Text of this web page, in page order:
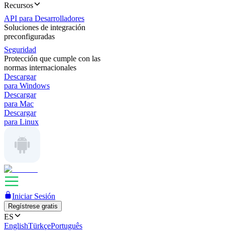
Recursos
API para Desarrolladores
Soluciones de integración
preconfiguradas
Seguridad
Protección que cumple con las
normas internacionales
Descargar
para Windows
Descargar
para Mac
Descargar
para Linux
Iniciar Sesión
Regístrese gratis
ES
EnglishTürkçePortuguês